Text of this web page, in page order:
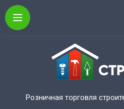
Розничная торговля